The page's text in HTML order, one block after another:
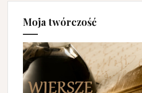
Moja twórczość